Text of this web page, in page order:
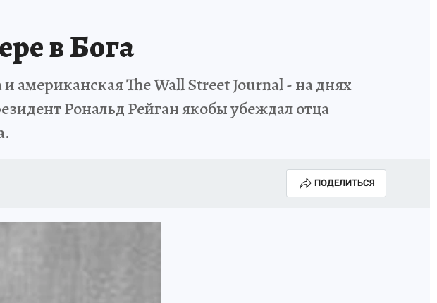
в Бога
американская The Wall Street Journal - на днях
Рональд Рейган якобы убеждал отца
ПОДЕЛИТЬСЯ